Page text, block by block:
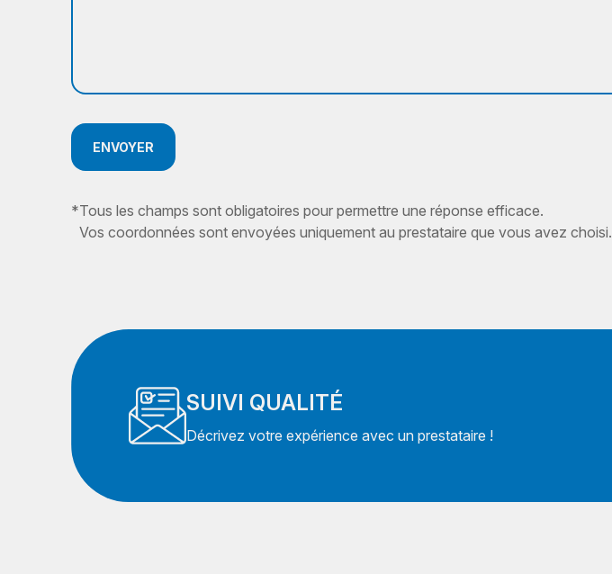
ENVOYER
*Tous les champs sont obligatoires pour permettre une réponse efficace.
Vos coordonnées sont envoyées uniquement au prestataire que vous avez choisi.
SUIVI QUALITÉ
Décrivez votre expérience avec un prestataire !